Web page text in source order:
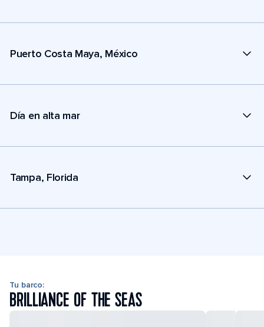
Puerto Costa Maya, México
Día en alta mar
Tampa, Florida
Tu barco:
BRILLIANCE OF THE SEAS